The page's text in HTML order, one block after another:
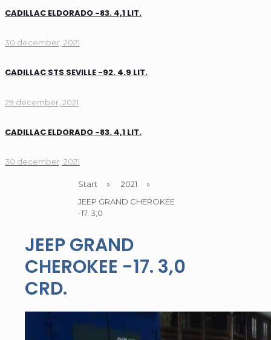
CADILLAC ELDORADO -83. 4,1 LIT.
30 december, 2021
CADILLAC STS SEVILLE -92. 4.9 LIT.
29 december, 2021
CADILLAC ELDORADO -83. 4,1 LIT.
30 december, 2021
Start » 2021
»
JEEP GRAND CHEROKEE
-17. 3,0
JEEP GRAND
CHEROKEE -17. 3,0
CRD.